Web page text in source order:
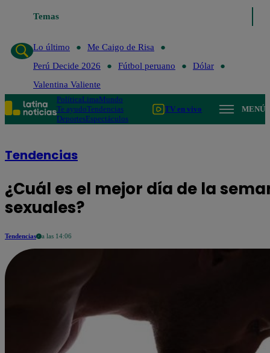
Temas
Lo último
Me Caigo de Risa
Perú Decide 2026
Fútbol peruano
Dólar
Valentina Valiente
PolíticaLimaMundo
Te ayudoTendencias
DeportesEspectáculos
TV en vivo MENÚ
Tendencias
¿Cuál es el mejor día de la
sexuales?
Tendencias a las 14:06